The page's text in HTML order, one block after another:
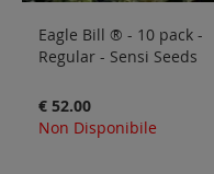
Eagle Bill ® - 10 pack -
Regular - Sensi Seeds
€ 52.00
Non Disponibile